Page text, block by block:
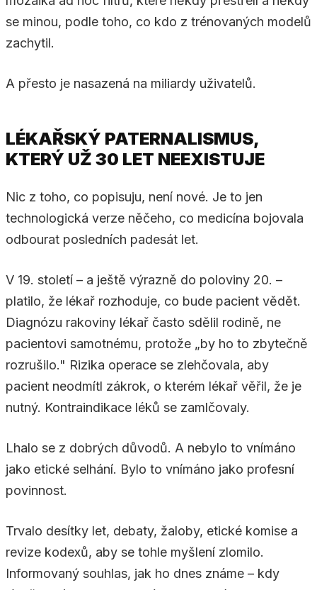
se minou, podle toho, co kdo z trénovaných modelů
zachytil.
A přesto je nasazená na miliardy uživatelů.
LÉKAŘSKÝ PATERNALISMUS,
KTERÝ UŽ 30 LET NEEXISTUJE
Nic z toho, co popisuju, není nové. Je to jen
technologická verze něčeho, co medicína bojovala
odbourat posledních padesát let.
V 19. století – a ještě výrazně do poloviny 20. –
platilo, že lékař rozhoduje, co bude pacient vědět.
Diagnózu rakoviny lékař často sdělil rodině, ne
pacientovi samotnému, protože „by ho to zbytečně
rozrušilo." Rizika operace se zlehčovala, aby
pacient neodmítl zákrok, o kterém lékař věřil, že je
nutný. Kontraindikace léků se zamlčovaly.
Lhalo se z dobrých důvodů. A nebylo to vnímáno
jako etické selhání. Bylo to vnímáno jako profesní
povinnost.
Trvalo desítky let, debaty, žaloby, etické komise a
revize kodexů, aby se tohle myšlení zlomilo.
Informovaný souhlas, jak ho dnes známe – kdy